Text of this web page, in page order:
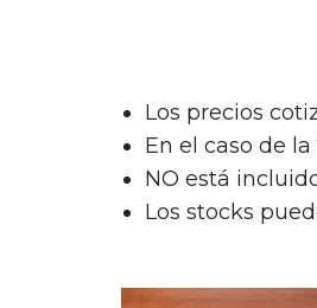
Los precios
En el caso de
NO está
Los stocks